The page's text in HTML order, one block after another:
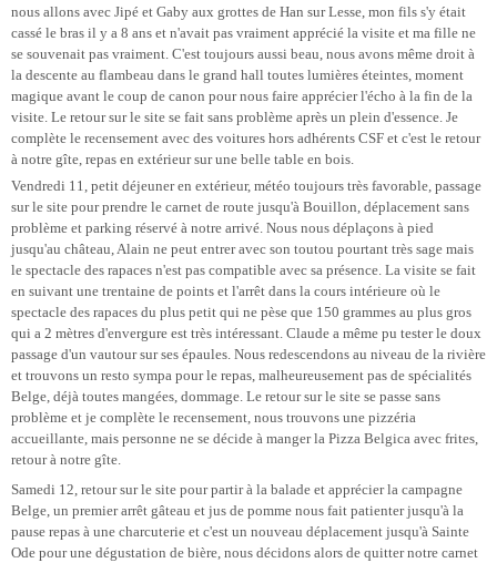
nous allons avec Jipé et Gaby aux grottes de Han sur Lesse, mon fils s'y était
cassé le bras il y a 8 ans et n'avait pas vraiment apprécié la visite et ma fille ne
se souvenait pas vraiment. C'est toujours aussi beau, nous avons même droit à
la descente au flambeau dans le grand hall toutes lumières éteintes, moment
magique avant le coup de canon pour nous faire apprécier l'écho à la fin de la
visite. Le retour sur le site se fait sans problème après un plein d'essence. Je
complète le recensement avec des voitures hors adhérents CSF et c'est le retour
à notre gîte, repas en extérieur sur une belle table en bois.
Vendredi 11, petit déjeuner en extérieur, météo toujours très favorable, passage
sur le site pour prendre le carnet de route jusqu'à Bouillon, déplacement sans
problème et parking réservé à notre arrivé. Nous nous déplaçons à pied
jusqu'au château, Alain ne peut entrer avec son toutou pourtant très sage mais
le spectacle des rapaces n'est pas compatible avec sa présence. La visite se fait
en suivant une trentaine de points et l'arrêt dans la cours intérieure où le
spectacle des rapaces du plus petit qui ne pèse que 150 grammes au plus gros
qui a 2 mètres d'envergure est très intéressant. Claude a même pu tester le doux
passage d'un vautour sur ses épaules. Nous redescendons au niveau de la rivière
et trouvons un resto sympa pour le repas, malheureusement pas de spécialités
Belge, déjà toutes mangées, dommage. Le retour sur le site se passe sans
problème et je complète le recensement, nous trouvons une pizzéria
accueillante, mais personne ne se décide à manger la Pizza Belgica avec frites,
retour à notre gîte.
Samedi 12, retour sur le site pour partir à la balade et apprécier la campagne
Belge, un premier arrêt gâteau et jus de pomme nous fait patienter jusqu'à la
pause repas à une charcuterie et c'est un nouveau déplacement jusqu'à Sainte
Ode pour une dégustation de bière, nous décidons alors de quitter notre carnet